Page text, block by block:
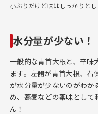
小ぶりだけど味はしっかりとし
水分量が少ない！
一般的な青首大根と、辛味
ます。左側が青首大根、右
が水分量が少ないのがわか
め、蕎麦などの薬味として
ん！